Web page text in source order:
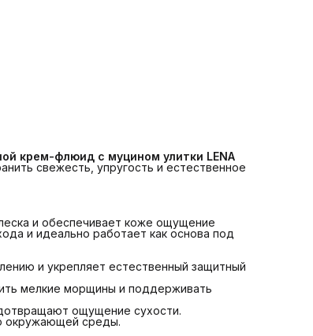
небольшое количество крема на чистую кожу
массажными движениями до полного впитывания.
дневной крем-флюид с муцином улитки LENA
крем-флюид с муцином улитки LENA
свежесть, упругость и естественное
и обеспечивает коже ощущение
и идеально работает как основа под
и укрепляет естественный защитный
мелкие морщины и поддерживать
ощущение сухости.
окружающей среды.